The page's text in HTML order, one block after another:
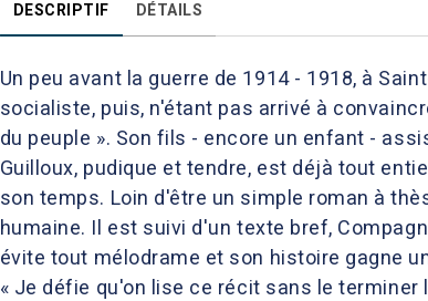
DESCRIPTIF DÉTAILS
Un peu avant la guerre de 1914 - 1918, à
socialiste, puis, n'étant pas arrivé à
du peuple ». Son fils - encore un enfant -
Guilloux, pudique et tendre, est déjà tout
son temps. Loin d'être un simple roman à
humaine. Il est suivi d'un texte bref,
évite tout mélodrame et son histoire gagne
« Je défie qu'on lise ce récit sans le terminer